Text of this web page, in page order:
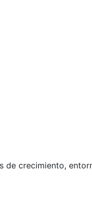
de crecimiento,